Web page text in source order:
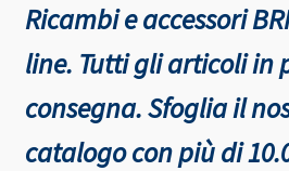
Ricambi e accessori
line. Tutti gli articoli in
consegna.Sfoglia il
catalogo con più di